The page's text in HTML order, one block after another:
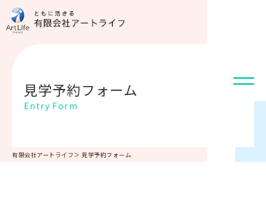
見学予約フォーム
Entry Form
有限会社アートライフ＞ 見学予約フォーム